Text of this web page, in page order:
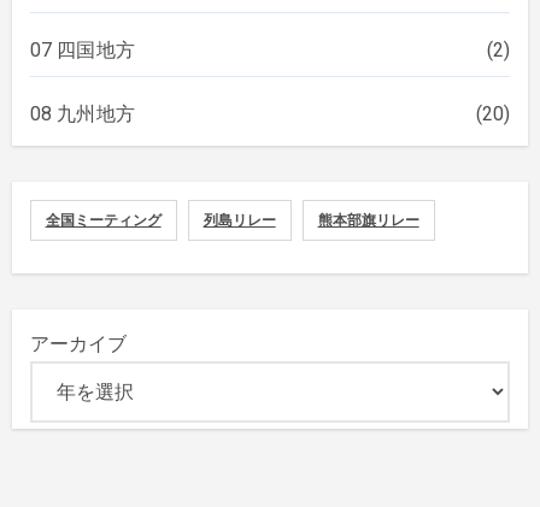
07 四国地方 (2)
08 九州地方 (20)
全国ミーティング 列島リレー 熊本部旗リレー
アーカイブ